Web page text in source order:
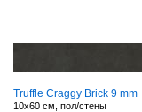
Truffle Craggy Brick 9 mm
10x60 см, пол/стены